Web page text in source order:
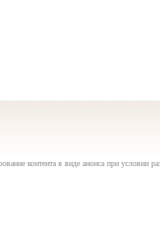
контента в виде анонса при условии